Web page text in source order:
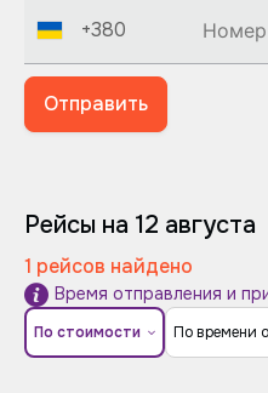
+380
Отправить
Рейсы на 12 августа
1 рейсов найдено
Время отправления и
По стоимости По времени